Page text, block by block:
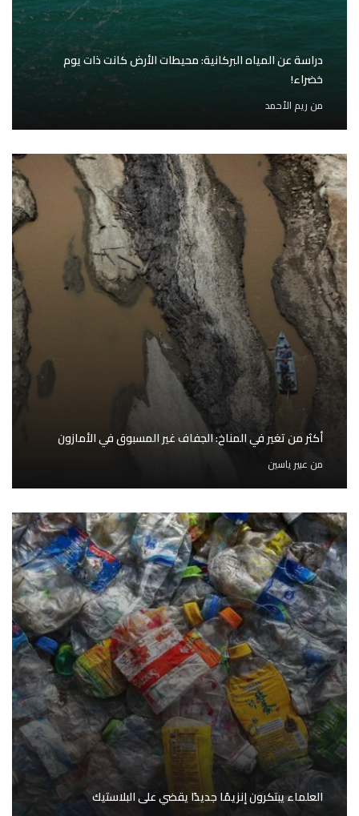
دراسة عن المياه البركانية: محيطات الأرض كانت ذات يوم
خضراء!
من ريم الأحمد
أكثر من تغير في المناخ: الجفاف غير المسبوق في الأمازون
من عبير ياسين
العلماء يبتكرون إنزيمًا جديدًا يقضي على البلاستيك